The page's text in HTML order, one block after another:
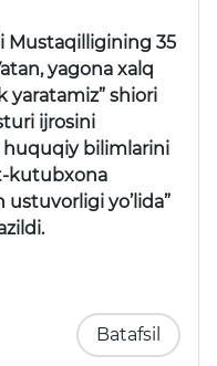
Mustaqilligining 35
yagona xalq
yaratamiz” shiori
ijrosini
huquqiy bilimlarini
kutubxona
ustuvorligi yo’lida”
Batafsil